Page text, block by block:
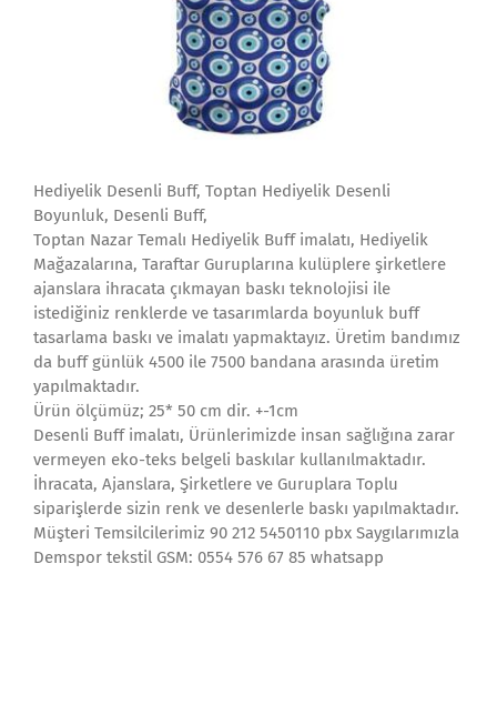
Hediyelik Desenli Buff, Toptan Hediyelik Desenli
Boyunluk, Desenli Buff,
Toptan Nazar Temalı Hediyelik Buff imalatı, Hediyelik
Mağazalarına, Taraftar Guruplarına kulüplere şirketlere
ajanslara ihracata çıkmayan baskı teknolojisi ile
istediğiniz renklerde ve tasarımlarda boyunluk buff
tasarlama baskı ve imalatı yapmaktayız. Üretim bandımız
da buff günlük 4500 ile 7500 bandana arasında üretim
yapılmaktadır.
Ürün ölçümüz; 25* 50 cm dir. +-1cm
Desenli Buff imalatı, Ürünlerimizde insan sağlığına zarar
vermeyen eko-teks belgeli baskılar kullanılmaktadır.
İhracata, Ajanslara, Şirketlere ve Guruplara Toplu
siparişlerde sizin renk ve desenlerle baskı yapılmaktadır.
Müşteri Temsilcilerimiz 90 212 5450110 pbx Saygılarımızla
Demspor tekstil GSM: 0554 576 67 85 whatsapp